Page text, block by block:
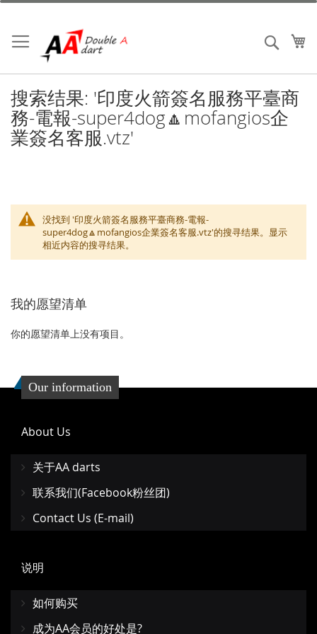
跳
内
容
搜索
搜索结果: '印度火箭簽名服務平臺商
務-電報-super4dog🔼mofangios企
業簽名客服.vtz'
没找到 '印度火箭簽名服務平臺商務-電報-
super4dog🔼mofangios企業簽名客服.vtz'的搜寻结果。显示
相近内容的搜寻结果。
我的愿望清单
你的愿望清单上没有项目。
Our information
About Us
关于AA darts
联系我们(Facebook粉丝团)
Contact Us (E-mail)
说明
如何购买
成为AA会员的好处是?